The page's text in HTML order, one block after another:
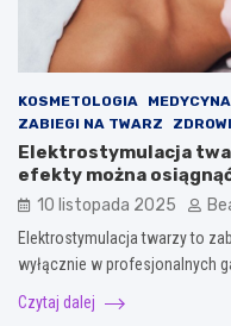
KOSMETOLOGIA
ZABIEGI NA TWARZ
Elektrostymulacja
efekty można
10 listopada 2025
Elektrostymulacja twarzy to
wyłącznie w profesjonalnych
Czytaj dalej